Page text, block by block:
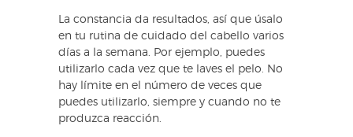
La constancia da resultados, así que úsalo
en tu rutina de cuidado del cabello varios
días a la semana. Por ejemplo, puedes
utilizarlo cada vez que te laves el pelo. No
hay límite en el número de veces que
puedes utilizarlo, siempre y cuando no te
produzca reacción.